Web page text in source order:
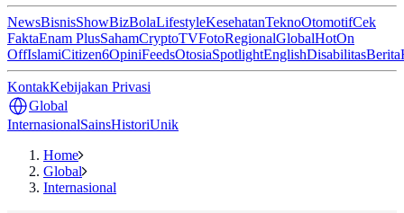
NewsBisnisShowBizBolaLifestyleKesehatanTeknoOtomotifCek
FaktaEnam PlusSahamCryptoTVFotoRegionalGlobalHotOn
OffIslamiCitizen6OpiniFeedsOtosiaSpotlightEnglishDisabilitasBerita
KontakKebijakan Privasi
Global
InternasionalSainsHistoriUnik
Home
Global
Internasional